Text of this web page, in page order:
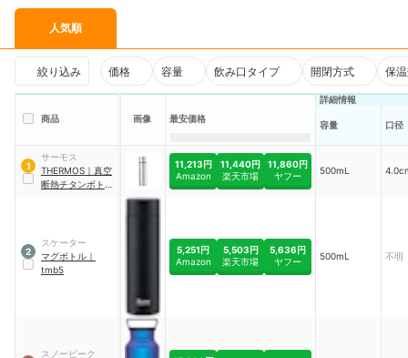
人気順
絞り込み 価格 容量 飲み口タイプ 開閉方式 保
商品 画像 最安価格
詳細情報
容量 口径
1
サーモス
THERMOS ｜ 真空
断熱チタンボトル
11,213円
Amazon
11,440円
楽天市場
11,860円
ヤフー
500mL
2
スケーター
マグボトル ｜
tmb5
5,251円
Amazon
5,503円
楽天市場
5,636円
ヤフー
500mL 不明
スノーピーク